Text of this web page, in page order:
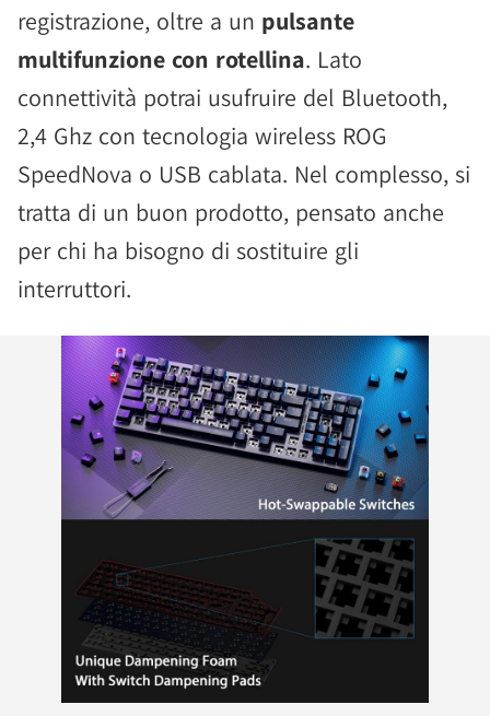
registrazione, oltre a un pulsante
multifunzione con rotellina. Lato
connettività potrai usufruire del Bluetooth,
2,4 Ghz con tecnologia wireless ROG
SpeedNova o USB cablata. Nel complesso, si
tratta di un buon prodotto, pensato anche
per chi ha bisogno di sostituire gli
interruttori.